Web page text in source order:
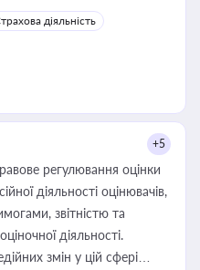
діяльність
+5
регулювання оцінки
діяльності оцінювачів,
звітністю та
діяльності.
змін у цій сфері